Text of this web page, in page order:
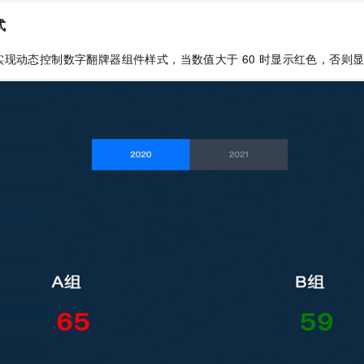
动态控制数字翻牌器组件样式，当数值大于 60 时显示红色，否则